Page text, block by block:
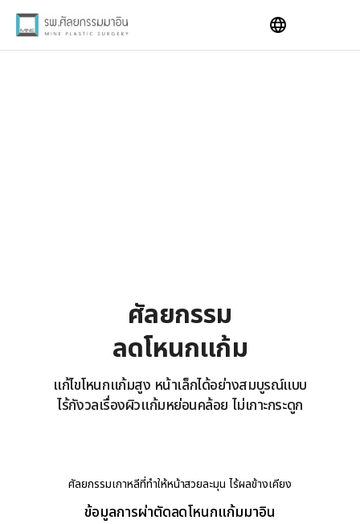
Skip
content
ศัลยกรรม
ลดโหนกแก้ม
แก้ไขโหนกแก้มสูง หน้าเล็กได้อย่างสมบูรณ์แบบ
ไร้กังวลเรื่องผิวแก้มหย่อนคล้อย ไม่เกาะกระดูก
ศัลยกรรมเกาหลีที่ทำให้หน้าสวยละมุน ไร้ผลข้างเคียง
ข้อมูลการผ่าตัดลดโหนกแก้มมาอิน